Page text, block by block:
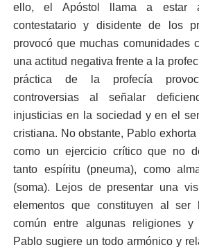
ello, el Apóstol llama a estar
contestatario y disidente de los
provocó que muchas comunidades
una actitud negativa frente a la
práctica de la profecía
controversias al señalar
injusticias en la sociedad y en el
cristiana. No obstante, Pablo
como un ejercicio crítico que no
tanto espíritu (pneuma), como
(soma). Lejos de presentar una
elementos que constituyen al ser
común entre algunas religiones y
Pablo sugiere un todo armónico y